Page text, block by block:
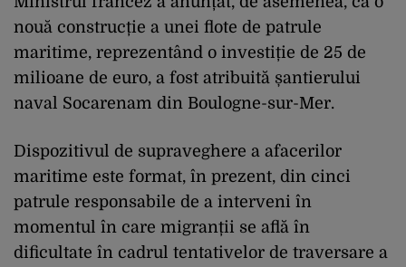
nouă construcție a unei flote de patrule
maritime, reprezentând o investiție de 25 de
milioane de euro, a fost atribuită șantierului
naval Socarenam din Boulogne-sur-Mer.
Dispozitivul de supraveghere a afacerilor
maritime este format, în prezent, din cinci
patrule responsabile de a interveni în
momentul în care migranții se află în
dificultate în cadrul tentativelor de traversare a